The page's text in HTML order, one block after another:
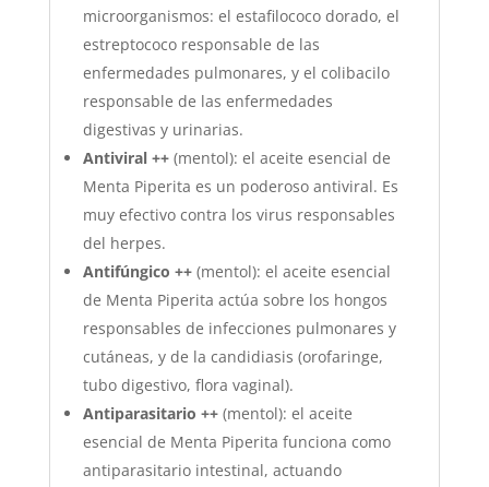
microorganismos: el estafilococo dorado, el
estreptococo responsable de las
enfermedades pulmonares, y el colibacilo
responsable de las enfermedades
digestivas y urinarias.
Antiviral ++(mentol): el aceite esencial de
Menta Piperita es un poderoso antiviral. Es
muy efectivo contra los virus responsables
del herpes.
Antifúngico ++(mentol): el aceite esencial
de Menta Piperita actúa sobre los hongos
responsables de infecciones pulmonares y
cutáneas, y de la candidiasis (orofaringe,
tubo digestivo, flora vaginal).
Antiparasitario ++(mentol): el aceite
esencial de Menta Piperita funciona como
antiparasitario intestinal, actuando